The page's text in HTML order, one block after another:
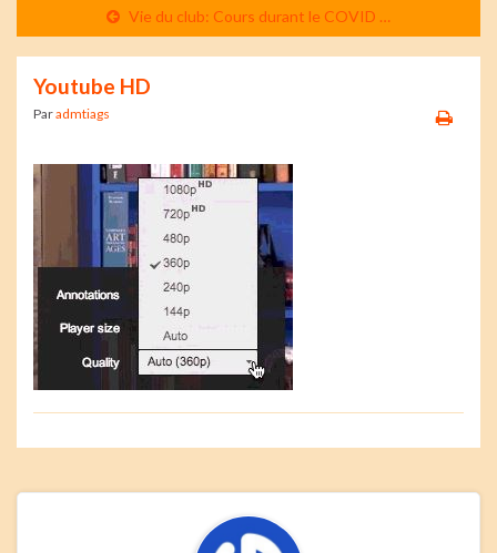
Vie du club: Cours durant le COVID …
Youtube HD
Paradmtiags